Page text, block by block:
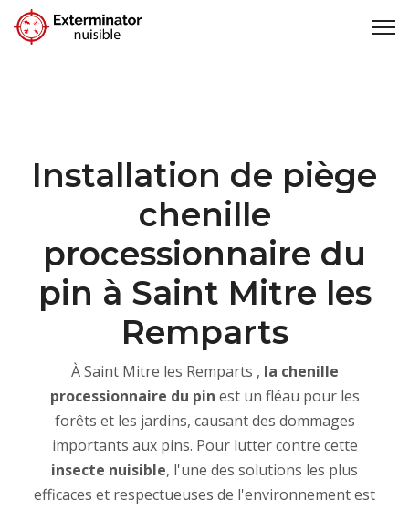
Installation de piège
chenille
processionnaire du
pin à Saint Mitre les
Remparts
À Saint Mitre les Remparts , la chenille
processionnaire du pin est un fléau pour les
forêts et les jardins, causant des dommages
importants aux pins. Pour lutter contre cette
insecte nuisible, l'une des solutions les plus
efficaces et respectueuses de l'environnement est